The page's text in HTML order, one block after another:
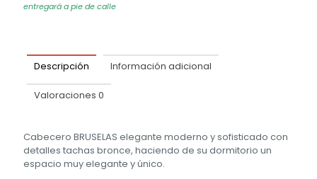
entregará a pie de calle
Descripción Información adicional
Valoraciones 0
Cabecero BRUSELAS elegante moderno y sofisticado con
detalles tachas bronce, haciendo de su dormitorio un
espacio muy elegante y único.